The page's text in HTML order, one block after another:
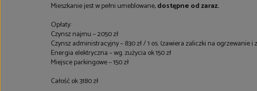
Mieszkanie jest w pełni umeblowane,dostępne od zaraz.
Opłaty:
Czynsz najmu – 2050 zł
Czynsz administracyjny – 830 zł / 1 os. (zawiera zaliczki na ogrzewanie
Energia elektryczna – wg. zużycia ok 150 zł
Miejsce parkingowe – 150 zł
Całość ok 3180 zł